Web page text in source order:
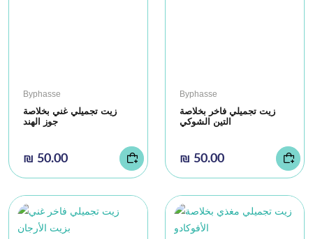
Byphasse
زيت تجميلي غني بخلاصة
جوز الهند
₪ 50.00
Byphasse
زيت تجميلي فاخر بخلاصة
التين الشوكي
₪ 50.00